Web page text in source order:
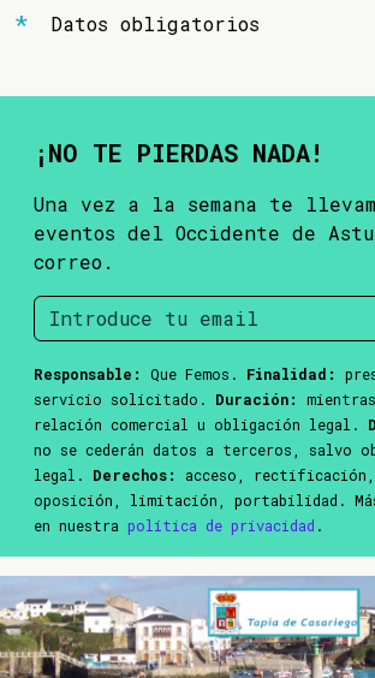
Datos obligatorios
¡NO TE PIERDAS NADA!
Una vez a la semana te
eventos del Occidente de
correo.
Responsable: Que Femos. Finalidad:
servicio solicitado. Duración:
relación comercial u obligación legal.
no se cederán datos a terceros, salvo
legal. Derechos:
acceso, rectificación,
oposición, limitación, portabilidad.
en nuestra política de privacidad .